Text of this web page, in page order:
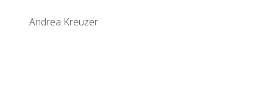
Andrea Kreuzer